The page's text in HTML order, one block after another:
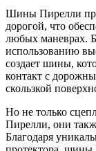
Шины Пирелли
дорогой, что
любых маневрах.
использованию
создает шины,
контакт с
скользкой
Но не только
Пирелли, они
Благодаря